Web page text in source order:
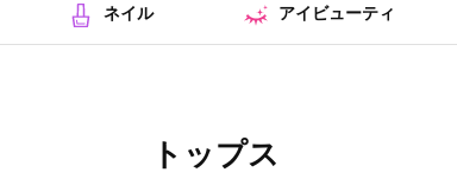
ネイル アイビューティ
トップス